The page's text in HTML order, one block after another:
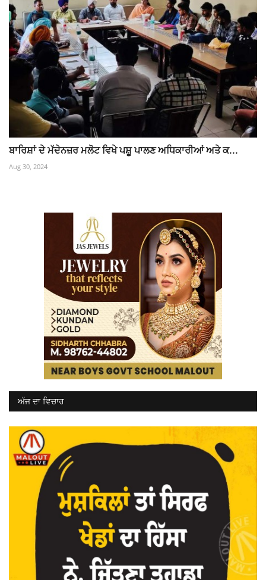
ਬਾਰਿਸ਼ਾਂ ਦੇ ਮੱਦੇਨਜ਼ਰ ਮਲੋਟ ਵਿਖੇ ਪਸ਼ੂ ਪਾਲਣ ਅਧਿਕਾਰੀਆਂ ਅਤੇ ਕ...
Aug 30, 2024
ਅੱਜ ਦਾ ਵਿਚਾਰ